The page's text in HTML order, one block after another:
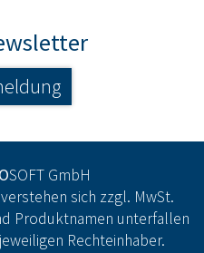
SOFT GmbH
sich zzgl. MwSt.
Produktnamen unterfallen
Rechteinhaber.